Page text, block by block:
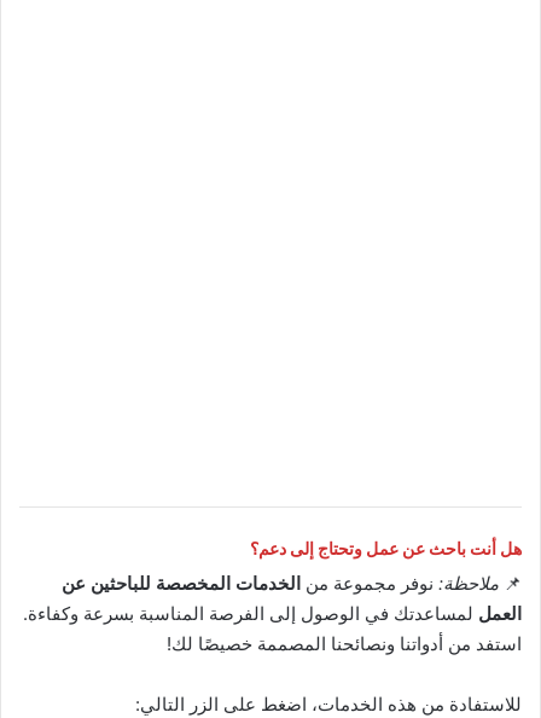
هل أنت باحث عن عمل وتحتاج إلى دعم؟
📌 ملاحظة: نوفر مجموعة من الخدمات المخصصة للباحثين عن
العمل لمساعدتك في الوصول إلى الفرصة المناسبة بسرعة وكفاءة.
استفد من أدواتنا ونصائحنا المصممة خصيصًا لك!
للاستفادة من هذه الخدمات، اضغط على الزر التالي: